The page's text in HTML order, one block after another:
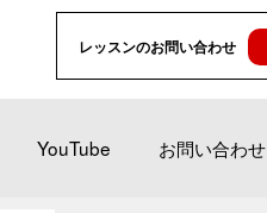
レッスンのお問い合わせ
YouTube お問い合わせ